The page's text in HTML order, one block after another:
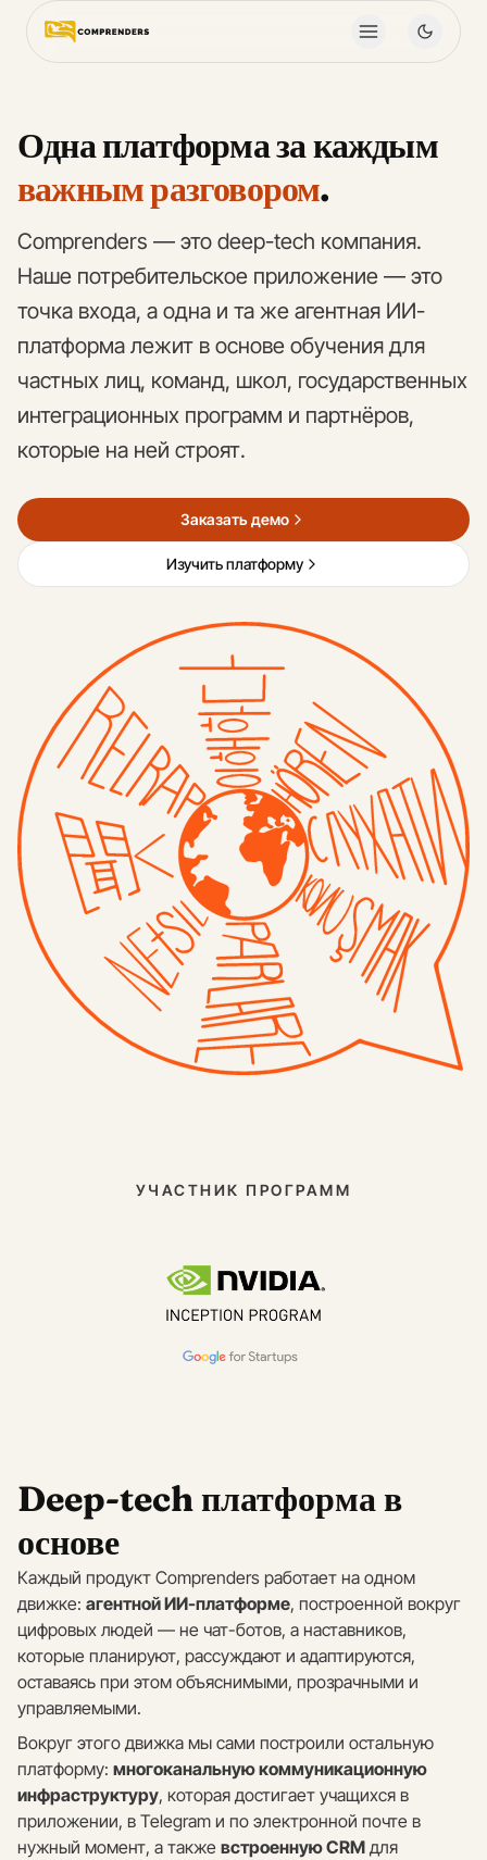
Одна платформа за каждым
важным разговором.
Comprenders — это deep-tech компания.
Наше потребительское приложение — это
точка входа, а одна и та же агентная ИИ-
платформа лежит в основе обучения для
частных лиц, команд, школ, государственных
интеграционных программ и партнёров,
которые на ней строят.
Заказать демо
Изучить платформу
УЧАСТНИК ПРОГРАММ
Deep-tech платформа в
основе
Каждый продукт Comprenders работает на одном
движке: агентной ИИ-платформе, построенной вокруг
цифровых людей — не чат-ботов, а наставников,
которые планируют, рассуждают и адаптируются,
оставаясь при этом объяснимыми, прозрачными и
управляемыми.
Вокруг этого движка мы сами построили остальную
платформу: многоканальную коммуникационную
инфраструктуру, которая достигает учащихся в
приложении, в Telegram и по электронной почте в
нужный момент, а также встроенную CRM для